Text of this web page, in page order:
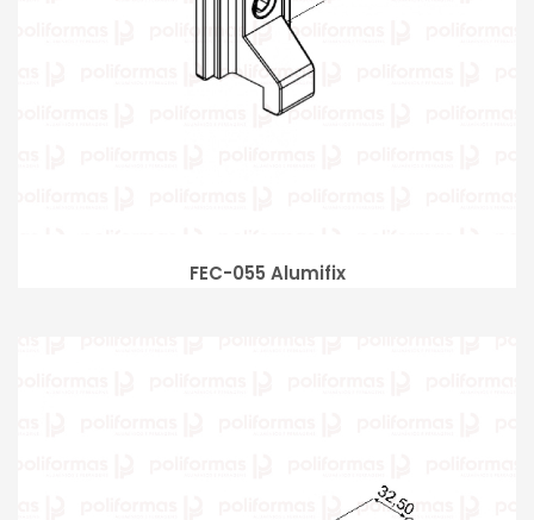
FEC-055 Alumifix